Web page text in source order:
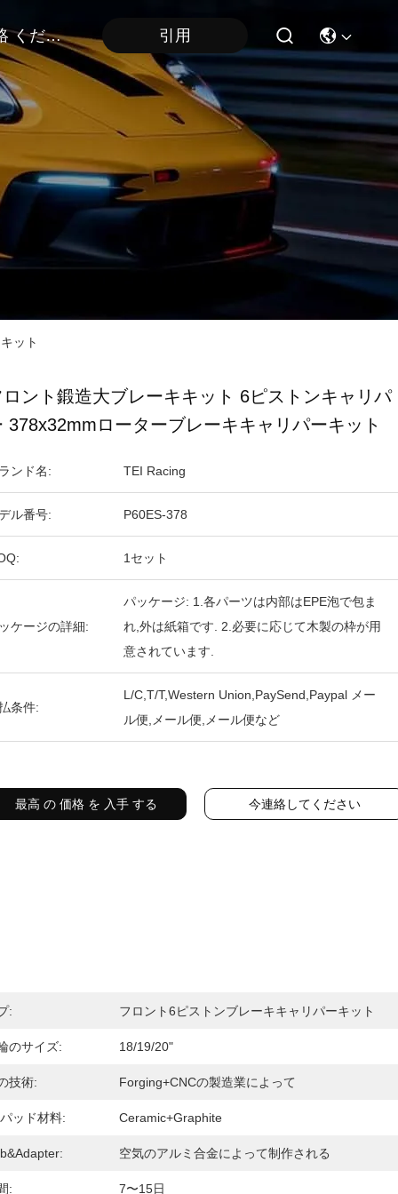
連絡 ください 引用
ット
ロント鍛造大ブレーキキット 6ピストンキャリパ
378x32mmローターブレーキキャリパーキット
ンド名: TEI Racing
ル番号: P60ES-378
1セット
ケージの詳細:
パッケージ: 1.各パーツは内部はEPE泡で包ま
れ,外は紙箱です. 2.必要に応じて木製の枠が用
意されています.
条件:
L/C,T/T,Western Union,PaySend,Paypal メー
ル便,メール便,メール便など
最高 の 価格 を 入手 する 今連絡してください
: フロント6ピストンブレーキキャリパーキット
のサイズ: 18/19/20"
技術: Forging+CNCの製造業によって
ッド材料: Ceramic+graphite
空気のアルミ合金によって制作される
: 7〜15日